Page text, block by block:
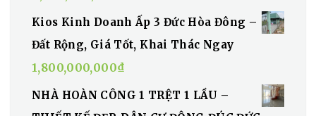
Kios Kinh Doanh Ấp 3 Đức Hòa Đông –
Đất Rộng, Giá Tốt, Khai Thác Ngay
1,800,000,000₫
NHÀ HOÀN CÔNG 1 TRỆT 1 LẦU –